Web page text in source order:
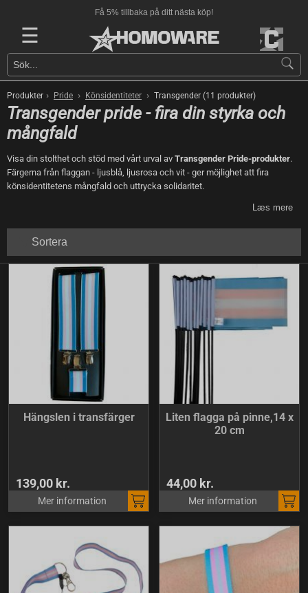
Få 5% tillbaka på ditt nästa köp!
☰
Produkter › Pride › Könsidentiteter › Transgender (11 produkter)
Transgender pride - fira din styrka och
mångfald
Visa din stolthet och stöd med vårt urval av Transgender Pride-produkter.
Färgerna från flaggan - ljusblå, ljusrosa och vit - ger möjlighet att fira
könsidentitetens mångfald och uttrycka solidaritet.
Læs mere
Sortera
Hängslen i transfärger
139,00 kr.
Mer information
Liten flagga på pinne,14 x
20 cm
44,00 kr.
Mer information